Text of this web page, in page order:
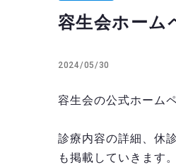
容生会ホーム
2024/05/30
容生会の公式ホーム
診療内容の詳細、休
も掲載していきます。